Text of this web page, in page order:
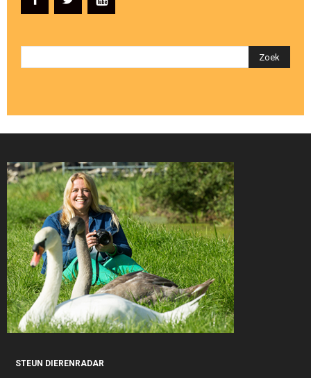
STEUN DIERENRADAR